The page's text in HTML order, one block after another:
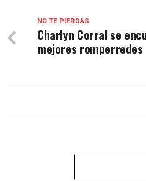
NO TE PIERDAS
Charlyn Corral se
mejores romperredes